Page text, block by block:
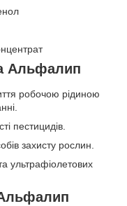
Альфалип
робочою рідиною
пестицидів.
захисту рослин.
ультрафіолетових